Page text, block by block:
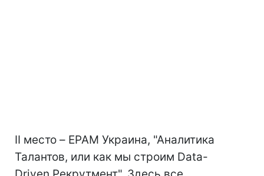
II место – EPAM Украина, "Аналитика
Талантов, или как мы строим Data-